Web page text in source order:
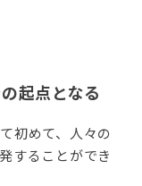
起点となる
初めて、人々の
することができ